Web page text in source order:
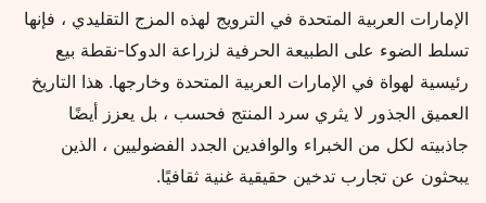
الإمارات العربية المتحدة في الترويج لهذه المزج التقليدي ، فإنها
تسلط الضوء على الطبيعة الحرفية لزراعة الدوكا-نقطة بيع
رئيسية لهواة في الإمارات العربية المتحدة وخارجها. هذا التاريخ
العميق الجذور لا يثري سرد المنتج فحسب ، بل يعزز أيضًا
جاذبيته لكل من الخبراء والوافدين الجدد الفضوليين ، الذين
يبحثون عن تجارب تدخين حقيقية غنية ثقافيًا.